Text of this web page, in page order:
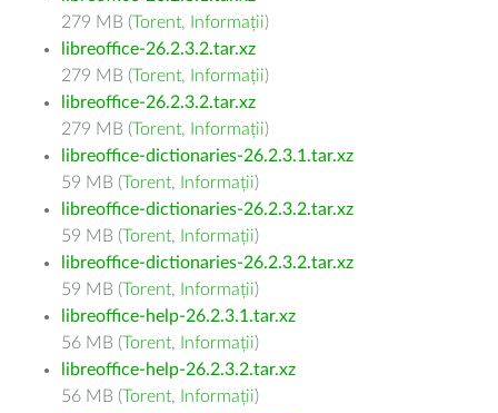
279 MB (Torent, Informații)
libreoffice-26.2.3.2.tar.xz
279 MB (Torent, Informații)
libreoffice-26.2.3.2.tar.xz
279 MB (Torent, Informații)
libreoffice-dictionaries-26.2.3.1.tar.xz
59 MB (Torent, Informații)
libreoffice-dictionaries-26.2.3.2.tar.xz
59 MB (Torent, Informații)
libreoffice-dictionaries-26.2.3.2.tar.xz
59 MB (Torent, Informații)
libreoffice-help-26.2.3.1.tar.xz
56 MB (Torent, Informații)
libreoffice-help-26.2.3.2.tar.xz
56 MB (Torent, Informații)